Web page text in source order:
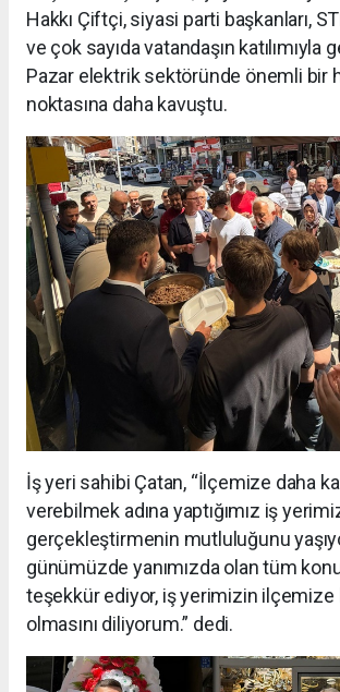
Hakkı Çiftçi, siyasi parti başkanları,
ve çok sayıda vatandaşın katılımıyla
Pazar elektrik sektöründe önemli bir
noktasına daha kavuştu.
İş yeri sahibi Çatan, “İlçemize daha
verebilmek adına yaptığımız iş
gerçekleştirmenin mutluluğunu
günümüzde yanımızda olan tüm
teşekkür ediyor, iş yerimizin ilçemize
olmasını diliyorum.” dedi.